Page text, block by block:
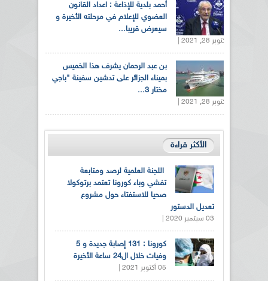
أحمد بلدية للإذاعة : اعداد القانون
العضوي للإعلام في مرحلته الأخيرة و
سيعرض قريبا...
أكتوبر 28, 2021 |
بن عبد الرحمان يشرف هذا الخميس
بميناء الجزائر على تدشين سفينة "باجي
مختار 3...
أكتوبر 28, 2021 |
الأكثر قراءة
اللجنة العلمية لرصد ومتابعة
تفشي وباء كورونا تعتمد برتوكولا
صحيا للاستفتاء حول مشروع
تعديل الدستور
03 سبتمبر 2020 |
كورونا : 131 إصابة جديدة و 5
وفيات خلال ال24 ساعة الأخيرة
05 أكتوبر 2021 |